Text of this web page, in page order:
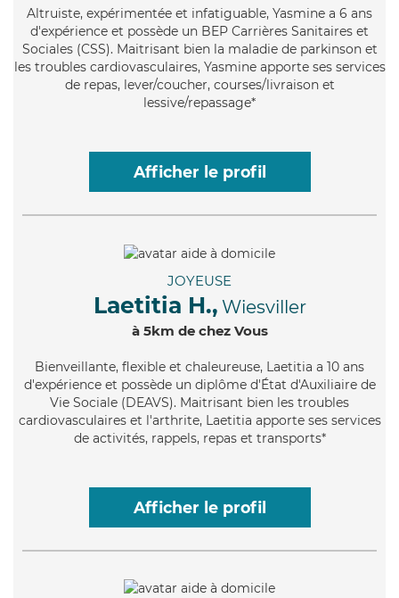
Altruiste, expérimentée et infatiguable, Yasmine a 6 ans
d'expérience et possède un BEP Carrières Sanitaires et
Sociales (CSS). Maitrisant bien la maladie de parkinson et
les troubles cardiovasculaires, Yasmine apporte ses services
de repas, lever/coucher, courses/livraison et
lessive/repassage*
Afficher le profil
JOYEUSE
Laetitia H., Wiesviller
à 5km de chez Vous
Bienveillante, flexible et chaleureuse, Laetitia a 10 ans
d'expérience et possède un diplôme d'État d'Auxiliaire de
Vie Sociale (DEAVS). Maitrisant bien les troubles
cardiovasculaires et l'arthrite, Laetitia apporte ses services
de activités, rappels, repas et transports*
Afficher le profil